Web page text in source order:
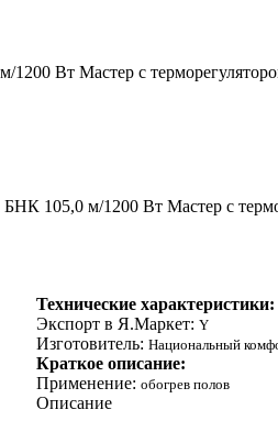
Вт Мастер с
105,0 м/1200 Вт Мастер с
Технические характеристики:
Экспорт в Я.Маркет: Y
Изготовитель: Национальный
Краткое описание:
Применение: обогрев полов
Описание